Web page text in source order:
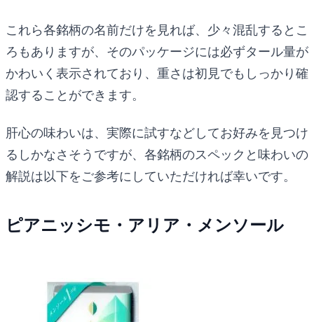
これら各銘柄の名前だけを見れば、少々混乱するとこ
ろもありますが、そのパッケージには必ずタール量が
かわいく表示されており、重さは初見でもしっかり確
認することができます。
肝心の味わいは、実際に試すなどしてお好みを見つけ
るしかなさそうですが、各銘柄のスペックと味わいの
解説は以下をご参考にしていただければ幸いです。
ピアニッシモ・アリア・メンソール